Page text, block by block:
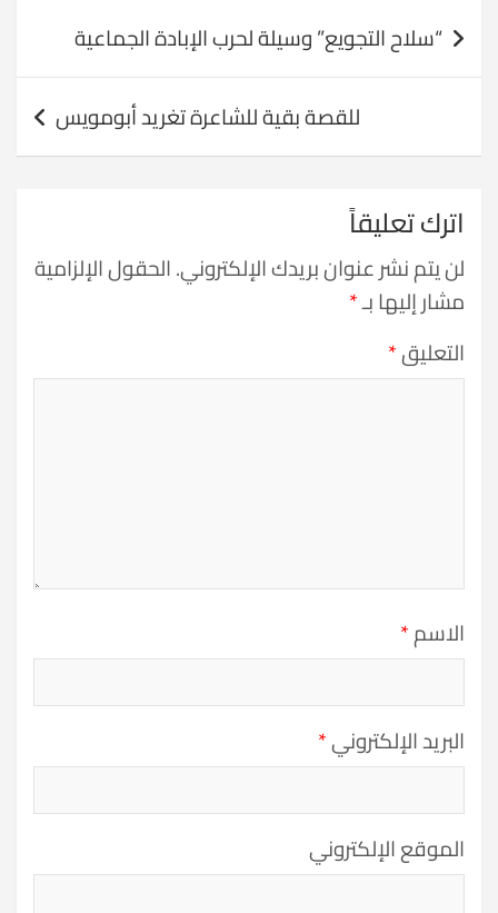
المقالات
“سلاح التجويع” وسيلة لحرب الإبادة الجماعية
للقصة بقية للشاعرة تغريد أبومويس
اترك تعليقاً
لن يتم نشر عنوان بريدك الإلكتروني.الحقول الإلزامية
مشار إليها بـ*
التعليق*
الاسم*
البريد الإلكتروني*
الموقع الإلكتروني